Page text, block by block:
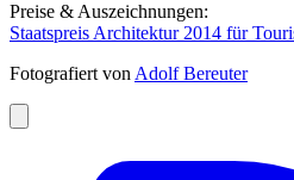
Preise & Auszeichnungen:
Staatspreis Architektur 2014 für
Fotografiert vonAdolf Bereuter